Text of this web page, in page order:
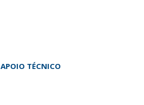
APOIO TÉCNICO